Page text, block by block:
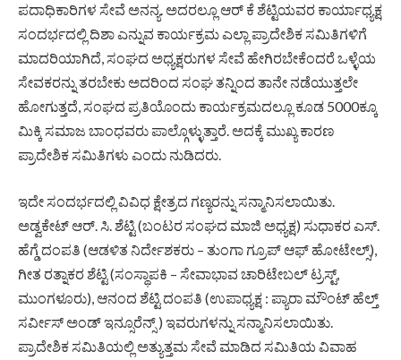
ಪದಾಧಿಕಾರಿಗಳ ಸೇವೆ ಅನನ್ಯ. ಅದರಲ್ಲೂ ಆರ್ ಕೆ ಶೆಟ್ಟಿಯವರ ಕಾರ್ಯಾಧ್ಯಕ್ಷ
ಸಂದರ್ಭದಲ್ಲಿ ದಿಶಾ ಎನ್ನುವ ಕಾರ್ಯಕ್ರಮ ಎಲ್ಲಾ ಪ್ರಾದೇಶಿಕ ಸಮಿತಿಗಳಿಗೆ
ಮಾದರಿಯಾಗಿದೆ, ಸಂಘದ ಅಧ್ಯಕ್ಷರುಗಳ ಸೇವೆ ಹೇಗಿರಬೇಕೆಂದರೆ ಒಳ್ಳೆಯ
ಸೇವಕರನ್ನು ತರಬೇಕು ಅದರಿಂದ ಸಂಘ ತನ್ನಿಂದ ತಾನೇ ನಡೆಯುತ್ತಲೇ
ಹೋಗುತ್ತದೆ, ಸಂಘದ ಪ್ರತಿಯೊಂದು ಕಾರ್ಯಕ್ರಮದಲ್ಲೂ ಕೂಡ 5000ಕ್ಕೂ
ಮಿಕ್ಕಿ ಸಮಾಜ ಬಾಂಧವರು ಪಾಲ್ಗೊಳ್ಳುತ್ತಾರೆ. ಅದಕ್ಕೆ ಮುಖ್ಯ ಕಾರಣ
ಪ್ರಾದೇಶಿಕ ಸಮಿತಿಗಳು ಎಂದು ನುಡಿದರು.
ಇದೇ ಸಂದರ್ಭದಲ್ಲಿ ವಿವಿಧ ಕ್ಷೇತ್ರದ ಗಣ್ಯರನ್ನು ಸನ್ಮಾನಿಸಲಾಯಿತು.
ಅಡ್ವಕೇಟ್ ಆರ್. ಸಿ. ಶೆಟ್ಟಿ (ಬಂಟರ ಸಂಘದ ಮಾಜಿ ಅಧ್ಯಕ್ಷ) ಸುಧಾಕರ ಎಸ್.
ಹೆಗ್ಡೆ ದಂಪತಿ (ಆಡಳಿತ ನಿರ್ದೇಶಕರು – ತುಂಗಾ ಗ್ರೂಪ್ ಆಫ್ ಹೋಟೇಲ್ಸ್),
ಗೀತ ರತ್ನಾಕರ ಶೆಟ್ಟಿ (ಸಂಸ್ಥಾಪಕಿ – ಸೇವಾಭಾವ ಚಾರಿಟೇಬಲ್ ಟ್ರಸ್ಟ್,
ಮುಂಗಳೂರು), ಆನಂದ ಶೆಟ್ಟಿ ದಂಪತಿ (ಉಪಾಧ್ಯಕ್ಷ : ಪ್ಯಾರಾ ಮೌಂಟ್ ಹೆಲ್ತ್
ಸರ್ವೀಸ್ ಅಂಡ್ ಇನ್ಸೂರೆನ್ಸ್ ) ಇವರುಗಳನ್ನು ಸನ್ಮಾನಿಸಲಾಯಿತು.
ಪ್ರಾದೇಶಿಕ ಸಮಿತಿಯಲ್ಲಿ ಅತ್ಯುತ್ತಮ ಸೇವೆ ಮಾಡಿದ ಸಮಿತಿಯ ವಿವಾಹ